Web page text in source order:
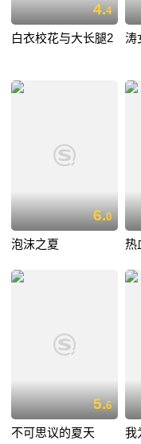
4.4
白衣校花与大长腿2 涛
6.0
泡沫之夏 热
5.6
不可思议的夏天 我